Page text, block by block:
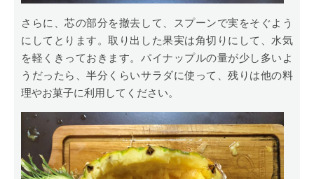
さらに、芯の部分を撤去して、スプーンで実をそぐよう
にしてとります。取り出した果実は角切りにして、水気
を軽くきっておきます。パイナップルの量が少し多いよ
うだったら、半分くらいサラダに使って、残りは他の料
理やお菓子に利用してください。